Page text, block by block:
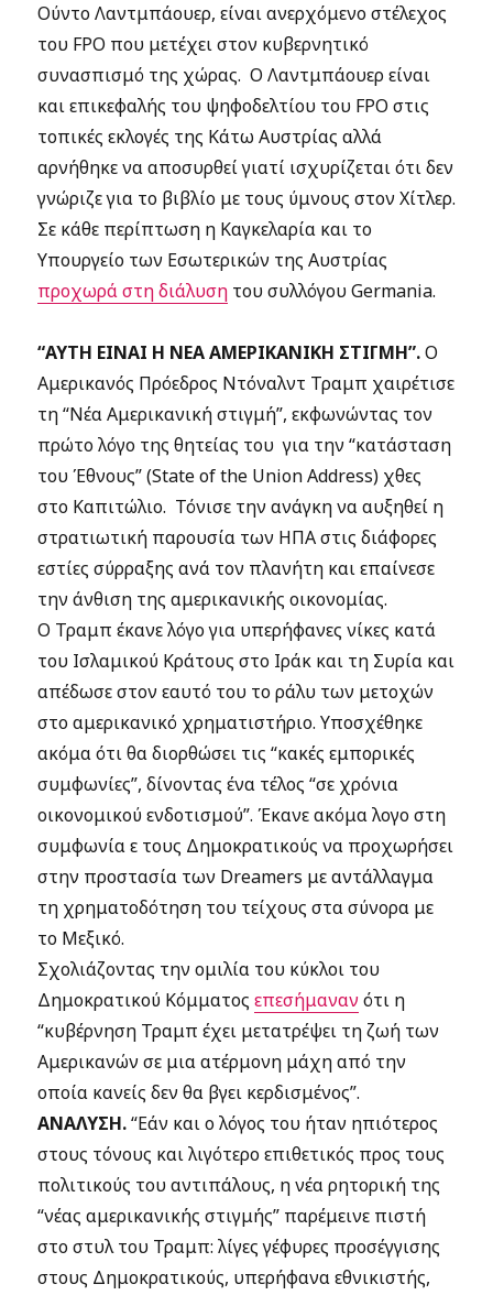
Ούντο Λαντμπάουερ, είναι ανερχόμενο στέλεχος
του FPO που μετέχει στον κυβερνητικό
συνασπισμό της χώρας. Ο Λαντμπάουερ είναι
και επικεφαλής του ψηφοδελτίου του FPO στις
τοπικές εκλογές της Κάτω Αυστρίας αλλά
αρνήθηκε να αποσυρθεί γιατί ισχυρίζεται ότι δεν
γνώριζε για το βιβλίο με τους ύμνους στον Χίτλερ.
Σε κάθε περίπτωση η Καγκελαρία και το
Υπουργείο των Εσωτερικών της Αυστρίας
προχωρά στη διάλυση του συλλόγου Germania.
“ΑΥΤΗ ΕΙΝΑΙ Η ΝΕΑ ΑΜΕΡΙΚΑΝΙΚΗ ΣΤΙΓΜΗ”.Ο
Αμερικανός Πρόεδρος Ντόναλντ Τραμπ χαιρέτισε
τη “Νέα Αμερικανική στιγμή”, εκφωνώντας τον
πρώτο λόγο της θητείας του για την “κατάσταση
του Έθνους” (State of the Union Address) χθες
στο Καπιτώλιο. Τόνισε την ανάγκη να αυξηθεί η
στρατιωτική παρουσία των ΗΠΑ στις διάφορες
εστίες σύρραξης ανά τον πλανήτη και επαίνεσε
την άνθιση της αμερικανικής οικονομίας.
Ο Τραμπ έκανε λόγο για υπερήφανες νίκες κατά
του Ισλαμικού Κράτους στο Ιράκ και τη Συρία και
απέδωσε στον εαυτό του το ράλυ των μετοχών
στο αμερικανικό χρηματιστήριο. Υποσχέθηκε
ακόμα ότι θα διορθώσει τις “κακές εμπορικές
συμφωνίες”, δίνοντας ένα τέλος “σε χρόνια
οικονομικού ενδοτισμού”. Έκανε ακόμα λογο στη
συμφωνία ε τους Δημοκρατικούς να προχωρήσει
στην προστασία των Dreamers με αντάλλαγμα
τη χρηματοδότηση του τείχους στα σύνορα με
το Μεξικό.
Σχολιάζοντας την ομιλία του κύκλοι του
Δημοκρατικού Κόμματοςεπεσήμανανότι η
“κυβέρνηση Τραμπ έχει μετατρέψει τη ζωή των
Αμερικανών σε μια ατέρμονη μάχη από την
οποία κανείς δεν θα βγει κερδισμένος”.
ΑΝΑΛΥΣΗ.“Εάν και ο λόγος του ήταν ηπιότερος
στους τόνους και λιγότερο επιθετικός προς τους
πολιτικούς του αντιπάλους, η νέα ρητορική της
“νέας αμερικανικής στιγμής” παρέμεινε πιστή
στο στυλ του Τραμπ: λίγες γέφυρες προσέγγισης
στους Δημοκρατικούς, υπερήφανα εθνικιστής,